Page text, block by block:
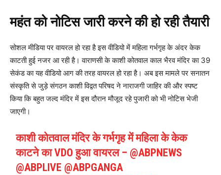
महंत को नोटिस जारी करने की हो रही तैयारी
सोशल मीडिया पर वायरल हो रहा है इस वीडियो में महिला गर्भगृह के अंदर केक
काटती हुई नजर आ रही है। वाराणसी के काशी कोतवाल काल भैरव मंदिर का 39
सेकंड का यह वीडियो आग की तरह वायरल हो रहा है। अब इस मामले पर सनातन
संस्कृति से जुड़े संगठन काशी विद्वत परिषद ने नाराजगी जाहिर की और स्पष्ट
किया कि बहुत जल्द मंदिर में इस दौरान मौजूद रहे पुजारी को भी नोटिस भेजी
जाएगी।
काशी कोतवाल मंदिर के गर्भगृह में महिला के केक
काटने का VDO हुआ वायरल – @ABPNEWS
@ABPLIVE @ABPGANGA